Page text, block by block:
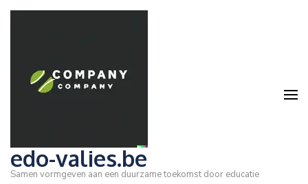
Ga
edo-valies.be
Samen vormgeven aan een duurzame toekomst door educatie